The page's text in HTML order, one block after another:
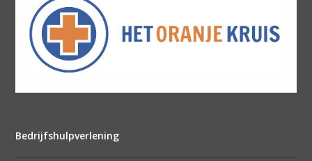
Bedrijfshulpverlening